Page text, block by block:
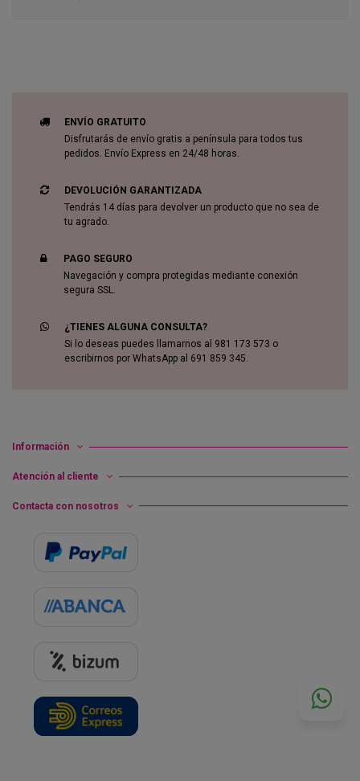
ENVÍO GRATUITO
Disfrutarás de envío gratis a península para todos tus
pedidos. Envío Express en 24/48 horas.
DEVOLUCIÓN GARANTIZADA
Tendrás 14 días para devolver un producto que no sea de
tu agrado.
PAGO SEGURO
Navegación y compra protegidas mediante conexión
segura SSL.
¿TIENES ALGUNA CONSULTA?
Si lo deseas puedes llamarnos al 981 173 573 o
escribirnos por WhatsApp al 691 859 345.
Información
Atención al cliente
Contacta con nosotros